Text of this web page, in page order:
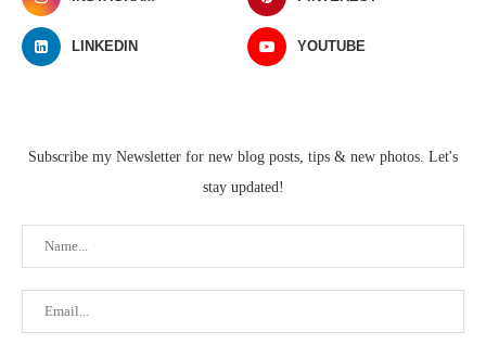
LINKEDIN YOUTUBE
Subscribe my Newsletter for new blog posts, tips & new photos. Let's
stay updated!